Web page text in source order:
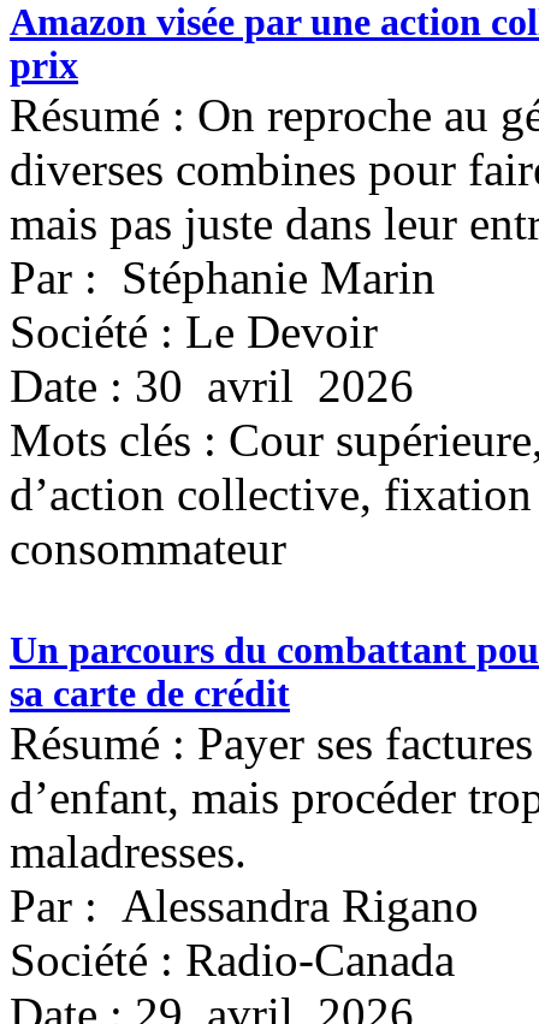
Amazon visée par une action
prix
Résumé : On reproche au
diverses combines pour
mais pas juste dans leur
Par : Stéphanie Marin
Société : Le Devoir
Date : 30 avril 2026
Mots clés : Cour
d’action collective,
consommateur
Un parcours du combattant
sa carte de crédit
Résumé : Payer ses
d’enfant, mais procéder
maladresses.
Par : Alessandra Rigano
Société : Radio-Canada